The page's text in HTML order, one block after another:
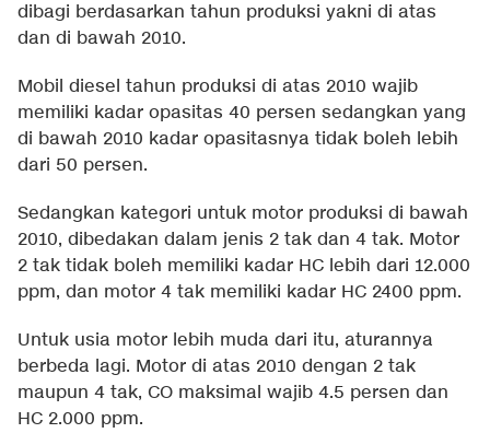
dibagi berdasarkan tahun produksi yakni di atas
dan di bawah 2010.
Mobil diesel tahun produksi di atas 2010 wajib
memiliki kadar opasitas 40 persen sedangkan yang
di bawah 2010 kadar opasitasnya tidak boleh lebih
dari 50 persen.
Sedangkan kategori untuk motor produksi di bawah
2010, dibedakan dalam jenis 2 tak dan 4 tak. Motor
2 tak tidak boleh memiliki kadar HC lebih dari 12.000
ppm, dan motor 4 tak memiliki kadar HC 2400 ppm.
Untuk usia motor lebih muda dari itu, aturannya
berbeda lagi. Motor di atas 2010 dengan 2 tak
maupun 4 tak, CO maksimal wajib 4.5 persen dan
HC 2.000 ppm.